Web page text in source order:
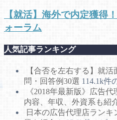
【就活】海外で内定獲得
ォーラム
人気記事ランキング
【合否を左右する】就
問・回答例30選 114.1k件
《2018年最新版》広告
内容、年収、外資系も紹
日本の広告代理店ラン